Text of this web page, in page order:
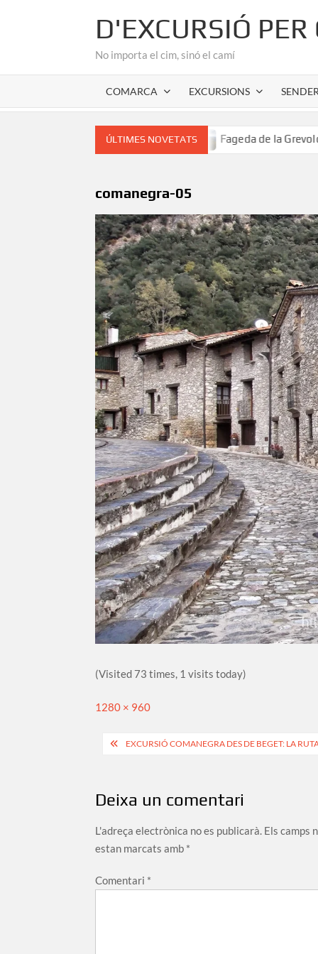
D'EXCURSIÓ
No importa el cim, sinó el camí
COMARCA EXCURSIONS
ÚLTIMES NOVETATS
de l’Alta Garrotxa Fageda de la Grevolosa: El
comanegra-05
(Visited 73 times, 1 visits today)
Full
1280 × 960
Navegació
EXCURSIÓ COMANEGRA DES DE BEGET: LA
Deixa un comentari
L'adreça electrònica no es publicarà. Els camps
estan marcats amb *
Comentari *